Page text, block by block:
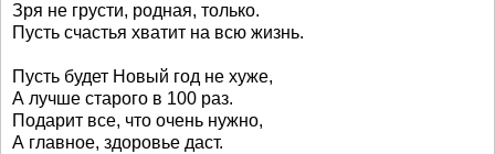
Зря не грусти, родная, только.
Пусть счастья хватит на всю жизнь.
Пусть будет Новый год не хуже,
А лучше старого в 100 раз.
Подарит все, что очень нужно,
А главное, здоровье даст.